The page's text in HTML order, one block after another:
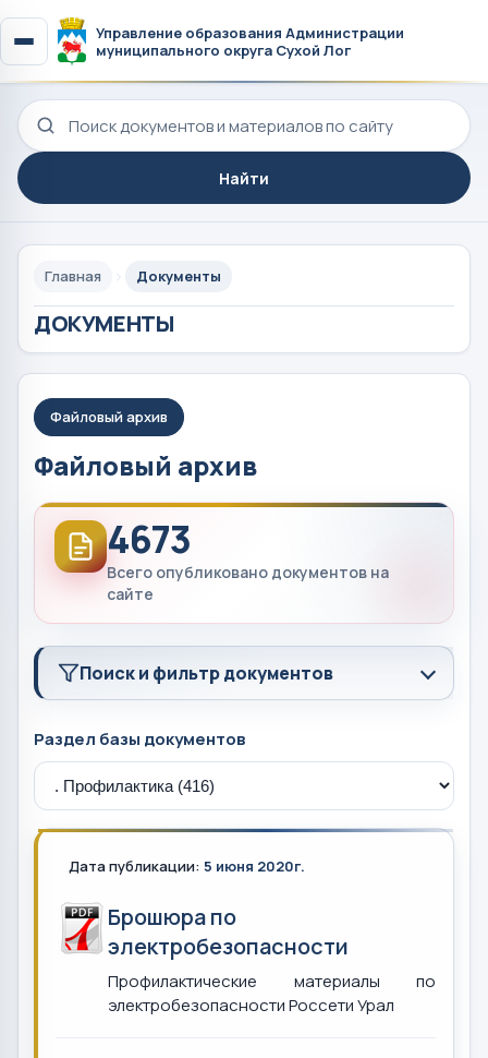
Управление образования Администрации
муниципального округа Сухой Лог
Поиск по сайту
Найти
Главная Документы
ДОКУМЕНТЫ
Файловый архив
Файловый архив
4673
Всего опубликовано документов на
сайте
Поиск и фильтр документов
Раздел базы документов
Дата публикации: 5 июня 2020г.
Брошюра по
электробезопасности
Профилактические материалы по
электробезопасности Россети Урал